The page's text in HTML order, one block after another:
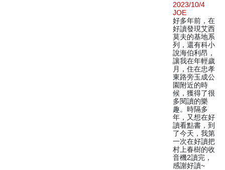
2023/10/4
JOE
好多年前，在
好讀發現艾西
莫夫的基地系
列，還有科小
說海伯利昂，
讓我在年輕歲
月，住在忠孝
東路旁玉成公
園附近的時
候，獲得了很
多閱讀的樂
趣。時隔多
年，又想在好
讀看點書，到
了今天，我第
一次在好讀把
村上春樹的收
音機2讀完，
感謝好讀~